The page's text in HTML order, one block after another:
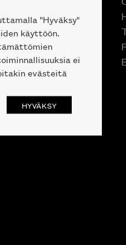
"Hyväksy"
käyttöön.
ei
evästeitä
HYVÄKSY